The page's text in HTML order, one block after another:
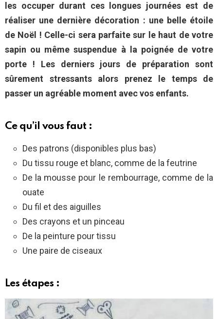
les occuper durant ces longues journées est de
réaliser une dernière décoration : une belle étoile
de Noël ! Celle-ci sera parfaite sur le haut de votre
sapin ou même suspendue à la poignée de votre
porte ! Les derniers jours de préparation sont
sûrement stressants alors prenez le temps de
passer un agréable moment avec vos enfants.
Ce qu’il vous faut :
Des patrons (disponibles plus bas)
Du tissu rouge et blanc, comme de la feutrine
De la mousse pour le rembourrage, comme de la
ouate
Du fil et des aiguilles
Des crayons et un pinceau
De la peinture pour tissu
Une paire de ciseaux
Les étapes :